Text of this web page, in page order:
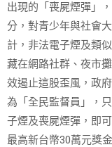
出現的「喪屍煙彈」
分，對青少年與社會
計，非法電子煙及類
藏在網路社群、夜市
效遏止這股歪風，政
為「全民監督員」，
子煙及喪屍煙彈，即
最高新台幣30萬元獎